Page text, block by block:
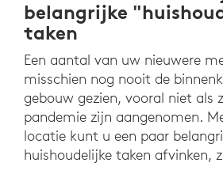
belangrijke
taken
Een aantal van uw nieuwere
misschien nog nooit de
gebouw gezien, vooral niet als
pandemie zijn aangenomen.
locatie kunt u een paar
huishoudelijke taken afvinken,